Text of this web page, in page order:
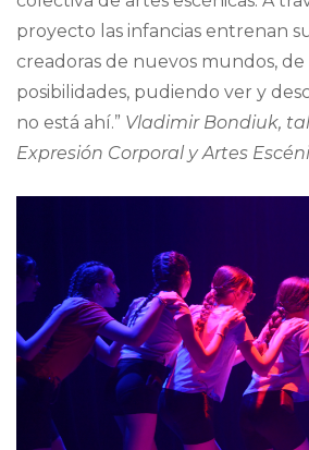
proyecto las infancias entrenan
creadoras de nuevos mundos,
posibilidades, pudiendo ver y
no está ahí.” Vladimir Bondiuk,
Expresión Corporal y Artes